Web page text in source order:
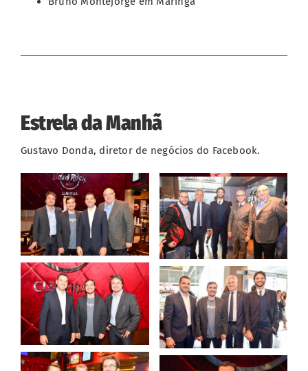
Estrela da Manhã
Gustavo Donda, diretor de negócios do Facebook.